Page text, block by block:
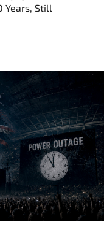
Years, Still